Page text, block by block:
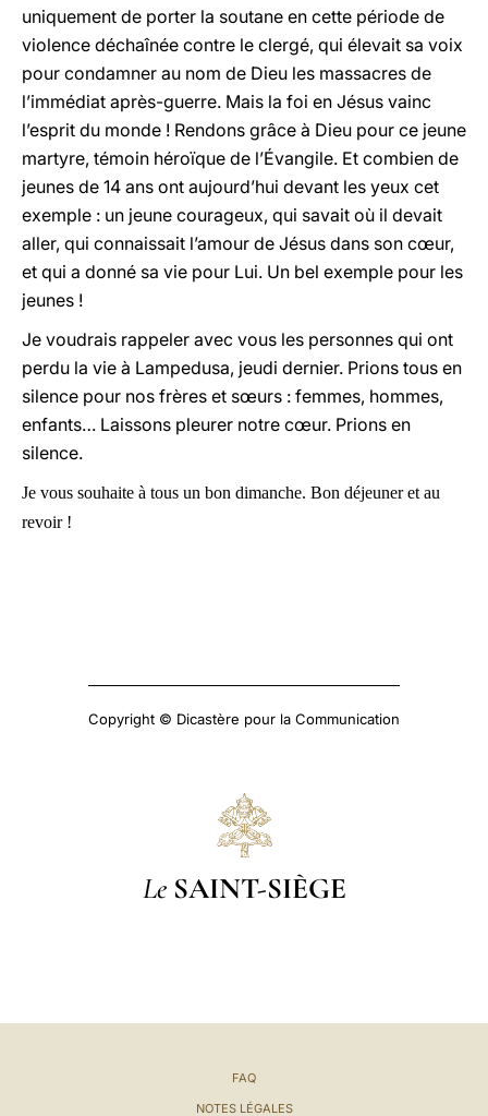
uniquement de porter la soutane en cette période de
violence déchaînée contre le clergé, qui élevait sa voix
pour condamner au nom de Dieu les massacres de
l’immédiat après-guerre. Mais la foi en Jésus vainc
l’esprit du monde ! Rendons grâce à Dieu pour ce jeune
martyre, témoin héroïque de l’Évangile. Et combien de
jeunes de 14 ans ont aujourd’hui devant les yeux cet
exemple : un jeune courageux, qui savait où il devait
aller, qui connaissait l’amour de Jésus dans son cœur,
et qui a donné sa vie pour Lui. Un bel exemple pour les
jeunes !
Je voudrais rappeler avec vous les personnes qui ont
perdu la vie à Lampedusa, jeudi dernier. Prions tous en
silence pour nos frères et sœurs : femmes, hommes,
enfants… Laissons pleurer notre cœur. Prions en
silence.
Je vous souhaite à tous un bon dimanche. Bon déjeuner et au
revoir !
Copyright © Dicastère pour la Communication
Le SAINT-SIÈGE
FAQ
NOTES LÉGALES